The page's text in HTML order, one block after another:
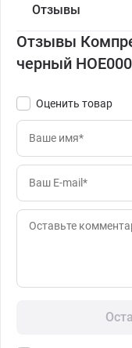
Отзывы
Отзывы
черный
Оценить товар